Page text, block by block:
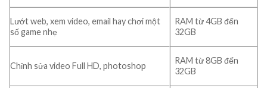
Lướt web, xem video, email hay chơi một
số game nhẹ
RAM từ 4GB đến
32GB
Chỉnh sửa video Full HD, photoshop
RAM từ 8GB đến
32GB